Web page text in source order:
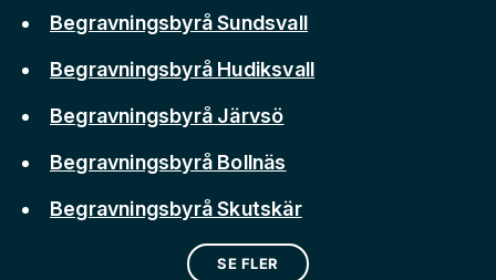
Begravningsbyrå Sundsvall
Begravningsbyrå Hudiksvall
Begravningsbyrå Järvsö
Begravningsbyrå Bollnäs
Begravningsbyrå Skutskär
SE FLER